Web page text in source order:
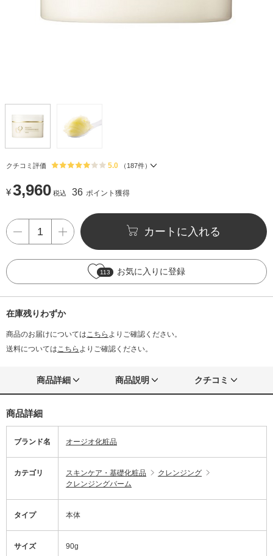
クチコミ評価 5.0 （ 187件）
¥3,960 税込 36 ポイント獲得
カートに入れる
113 お気に入りに登録
在庫残りわずか
商品のお届けについてはこちら よりご確認ください。
送料についてはこちら よりご確認ください。
商品詳細 商品説明 クチコミ
商品詳細
ブランド名 オージオ化粧品
カテゴリ スキンケア・基礎化粧品
クレンジング
クレンジングバーム
タイプ 本体
サイズ 90g